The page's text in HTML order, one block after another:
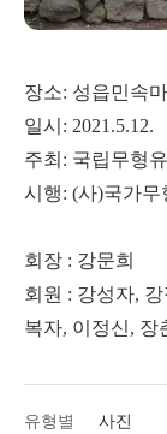
장소: 성읍민속
일시 : 2021.5.12.
주최 : 국립무형
시행: (사)국가무
회장 : 강문희
회원 : 강성자, 강
복자, 이정신, 장
유형별
사진